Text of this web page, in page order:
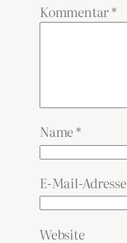
Kommentar*
Name*
E-Mail-Adresse
Website